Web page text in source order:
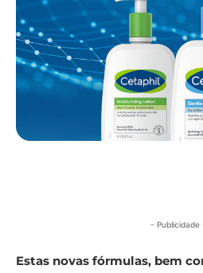
- Publicidade
Estas novas fórmulas, bem